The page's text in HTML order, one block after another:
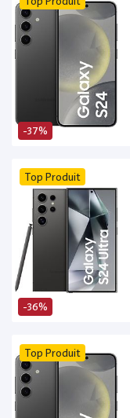
-37%
-36%
Top Produit
Top Produit